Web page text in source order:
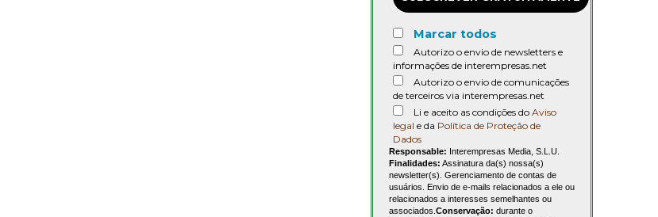
Marcar todos
Autorizo o envio de newsletters e
informações de interempresas.net
Autorizo o envio de comunicações
de terceiros via interempresas.net
Li e aceito as condições do Aviso
legal e da Política de Proteção de
Dados
Responsable: Interempresas Media, S.L.U.
Finalidades: Assinatura da(s) nossa(s)
newsletter(s). Gerenciamento de contas de
usuários. Envio de e-mails relacionados a ele ou
relacionados a interesses semelhantes ou
associados. Conservação: durante o